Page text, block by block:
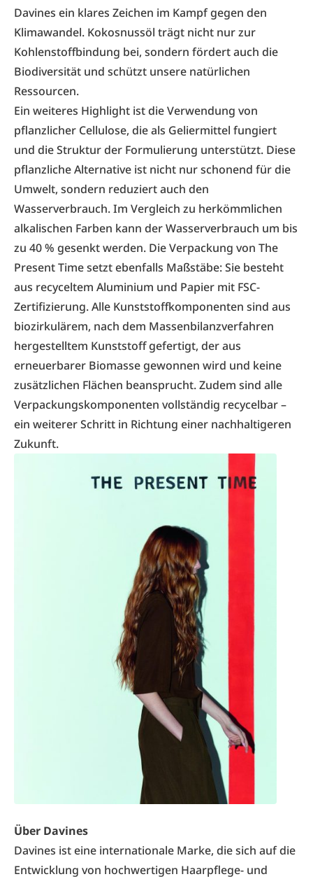
Davines ein klares Zeichen im Kampf gegen den
Klimawandel. Kokosnussöl trägt nicht nur zur
Kohlenstoffbindung bei, sondern fördert auch die
Biodiversität und schützt unsere natürlichen
Ressourcen.
Ein weiteres Highlight ist die Verwendung von
pflanzlicher Cellulose, die als Geliermittel fungiert
und die Struktur der Formulierung unterstützt. Diese
pflanzliche Alternative ist nicht nur schonend für die
Umwelt, sondern reduziert auch den
Wasserverbrauch. Im Vergleich zu herkömmlichen
alkalischen Farben kann der Wasserverbrauch um bis
zu 40 % gesenkt werden. Die Verpackung von The
Present Time setzt ebenfalls Maßstäbe: Sie besteht
aus recyceltem Aluminium und Papier mit FSC-
Zertifizierung. Alle Kunststoffkomponenten sind aus
biozirkulärem, nach dem Massenbilanzverfahren
hergestelltem Kunststoff gefertigt, der aus
erneuerbarer Biomasse gewonnen wird und keine
zusätzlichen Flächen beansprucht. Zudem sind alle
Verpackungskomponenten vollständig recycelbar –
ein weiterer Schritt in Richtung einer nachhaltigeren
Zukunft.
Über Davines
Davines ist eine internationale Marke, die sich auf die
Entwicklung von hochwertigen Haarpflege- und